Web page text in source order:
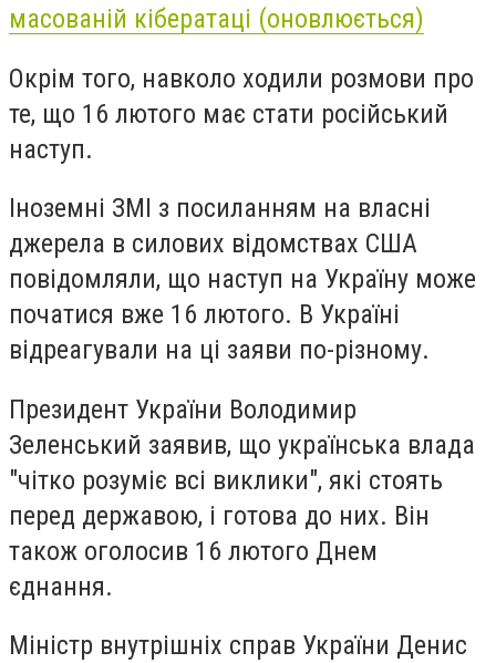
масованій кібератаці (оновлюється)
Окрім того, навколо ходили розмови про
те, що 16 лютого має стати російський
наступ.
Іноземні ЗМІ з посиланням на власні
джерела в силових відомствах США
повідомляли, що наступ на Україну може
початися вже 16 лютого. В Україні
відреагували на ці заяви по-різному.
Президент України Володимир
Зеленський заявив, що українська влада
"чітко розуміє всі виклики", які стоять
перед державою, і готова до них. Він
також оголосив 16 лютого Днем
єднання.
Міністр внутрішніх справ України Денис